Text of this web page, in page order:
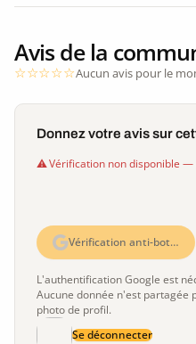
Avis de la
Aucun avis pour le
Donnez votre avis sur
Vérification non disponible —
Vérification anti-bot…
L'authentification Google est
Aucune donnée n'est partagée
photo de profil.
Se déconnecter